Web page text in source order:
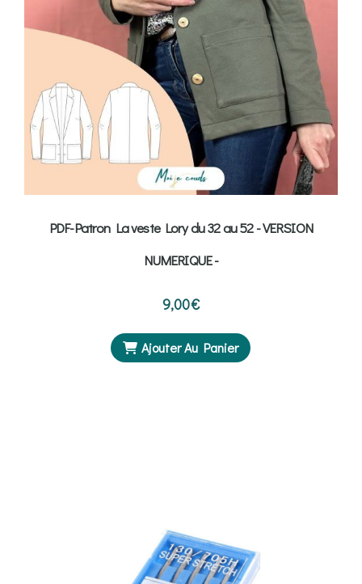
PDF-Patron La veste Lory du 32 au 52 - VERSION
NUMERIQUE -
9,00€
Ajouter Au Panier